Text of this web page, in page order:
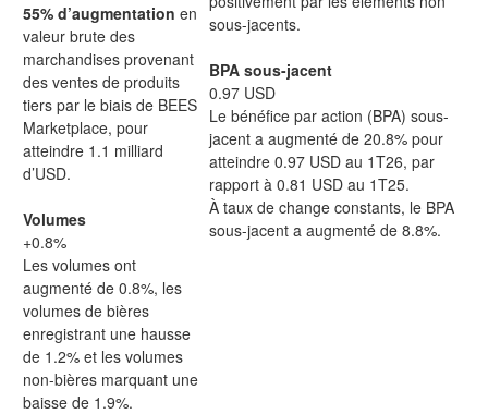
55% d’augmentation en
valeur brute des
marchandises provenant
des ventes de produits
tiers par le biais de BEES
Marketplace, pour
atteindre 1.1 milliard
d’USD.
Volumes
+0.8%
Les volumes ont
augmenté de 0.8%, les
volumes de bières
enregistrant une hausse
de 1.2% et les volumes
non-bières marquant une
baisse de 1.9%.
sous-jacents.
BPA sous-jacent
0.97 USD
Le bénéfice par action (BPA) sous-
jacent a augmenté de 20.8% pour
atteindre 0.97 USD au 1T26, par
rapport à 0.81 USD au 1T25.
À taux de change constants, le BPA
sous-jacent a augmenté de 8.8%.